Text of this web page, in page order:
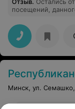
посещений,
очереди, но
абсолютно
листки с
потом просто
комментариев(мол
безразличное
Республиканский научно-
Минск, ул.